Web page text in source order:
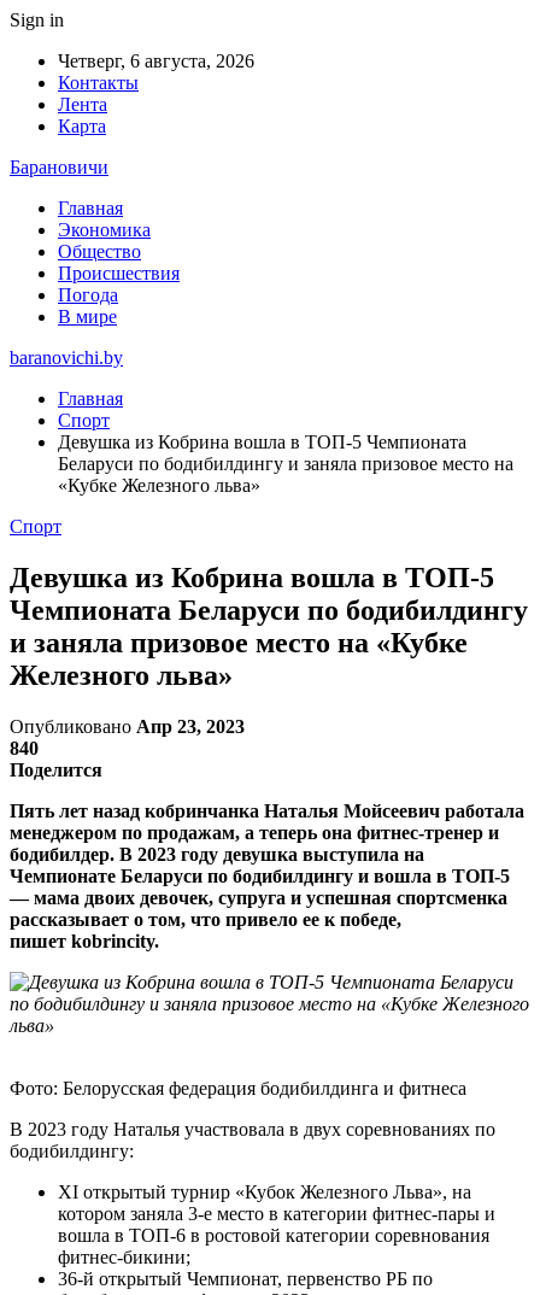
Sign in
Четверг, 6 августа, 2026
Контакты
Лента
Карта
Барановичи
Главная
Экономика
Общество
Происшествия
Погода
В мире
baranovichi.by
Главная
Спорт
Девушка из Кобрина вошла в ТОП-5 Чемпионата
Беларуси по бодибилдингу и заняла призовое место на
«Кубке Железного льва»
Спорт
Девушка из Кобрина вошла в ТОП-5
Чемпионата Беларуси по бодибилдингу
и заняла призовое место на «Кубке
Железного льва»
Опубликовано Апр 23, 2023
840
Поделится
Пять лет назад кобринчанка Наталья Мойсеевич работала
менеджером по продажам, а теперь она фитнес-тренер и
бодибилдер. В 2023 году девушка выступила на
Чемпионате Беларуси по бодибилдингу и вошла в ТОП-5
— мама двоих девочек, супруга и успешная спортсменка
рассказывает о том, что привело ее к победе,
пишет kobrincity.
Фото: Белорусская федерация бодибилдинга и фитнеса
В 2023 году Наталья участвовала в двух соревнованиях по
бодибилдингу:
XI открытый турнир «Кубок Железного Льва», на
котором заняла 3-е место в категории фитнес-пары и
вошла в ТОП-6 в ростовой категории соревнования
фитнес-бикини;
36-й открытый Чемпионат, первенство РБ по